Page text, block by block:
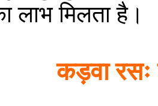
लाभ मिलता है।
कड़वारसः